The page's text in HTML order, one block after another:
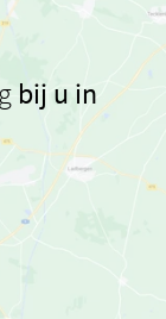
bij u in